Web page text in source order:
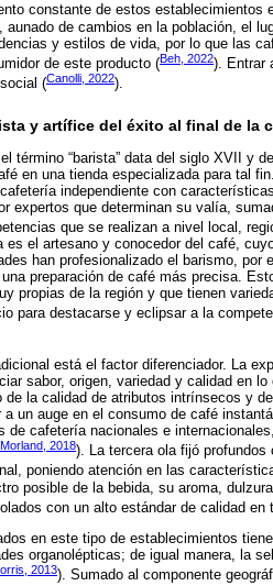
constante de estos establecimientos
de cambios en la población, el
y estilos de vida, por lo que las
de este producto (Beh, 2022). Entrar
(Canolli, 2022).
y artífice del éxito al final de la
término “barista” data del siglo XVII y
en una tienda especializada para tal
independiente con
expertos que determinan su valía,
que se realizan a nivel local,
es el artesano y conocedor del café,
han profesionalizado el barismo,
preparación de café más precisa.
propias de la región y que tienen
para destacarse y eclipsar a la
está el factor diferenciador. La
sabor, origen, variedad y calidad en
de la calidad de atributos intrínsecos y
un auge en el consumo de café
de cafetería nacionales e
Morland, 2018). La tercera ola fijó
poniendo atención en las
posible de la bebida, su aroma,
con un alto estándar de calidad en
en este tipo de establecimientos
organolépticas; de igual manera, la
2013). Sumado al componente